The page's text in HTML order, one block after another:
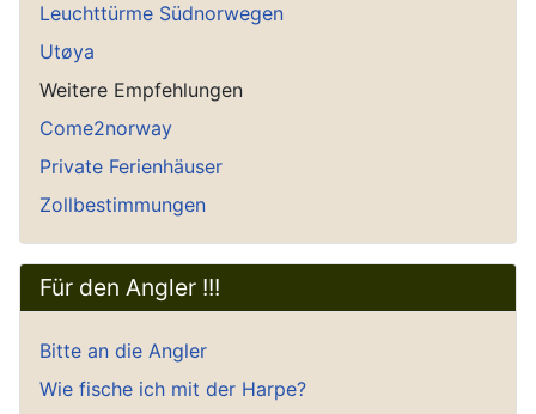
Leuchttürme Südnorwegen
Utøya
Weitere Empfehlungen
Come2norway
Private Ferienhäuser
Zollbestimmungen
Für den Angler !!!
Bitte an die Angler
Wie fische ich mit der Harpe?